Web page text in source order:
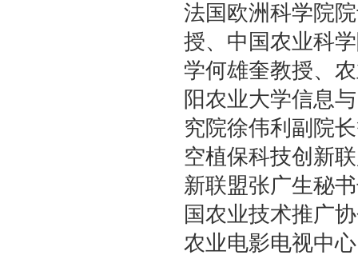
法国欧洲科学院
授、中国农业科
学何雄奎教授、
阳农业大学信息
究院徐伟利副院
空植保科技创新
新联盟张广生秘
国农业技术推广
农业电影电视中